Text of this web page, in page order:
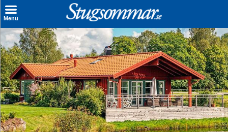
Menu
Sök stuga
Sista Minuten
Genvägar
Inspiration
Kontakt